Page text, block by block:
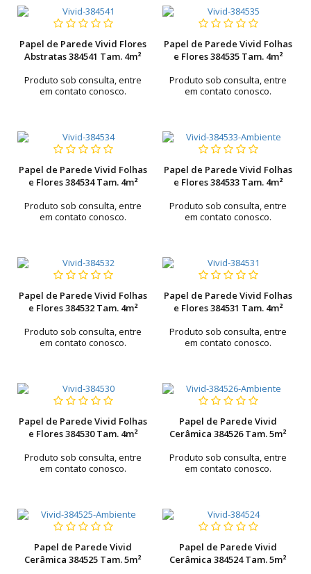
Papel de Parede Vivid Flores
Abstratas 384541 Tam. 4m²
Produto sob consulta, entre
em contato conosco.
Papel de Parede Vivid Folhas
e Flores 384535 Tam. 4m²
Produto sob consulta, entre
em contato conosco.
Papel de Parede Vivid Folhas
e Flores 384534 Tam. 4m²
Produto sob consulta, entre
em contato conosco.
Papel de Parede Vivid Folhas
e Flores 384533 Tam. 4m²
Produto sob consulta, entre
em contato conosco.
Papel de Parede Vivid Folhas
e Flores 384532 Tam. 4m²
Produto sob consulta, entre
em contato conosco.
Papel de Parede Vivid Folhas
e Flores 384531 Tam. 4m²
Produto sob consulta, entre
em contato conosco.
Papel de Parede Vivid Folhas
e Flores 384530 Tam. 4m²
Produto sob consulta, entre
em contato conosco.
Papel de Parede Vivid
Cerâmica 384526 Tam. 5m²
Produto sob consulta, entre
em contato conosco.
Papel de Parede Vivid
Cerâmica 384525 Tam. 5m²
Papel de Parede Vivid
Cerâmica 384524 Tam. 5m²